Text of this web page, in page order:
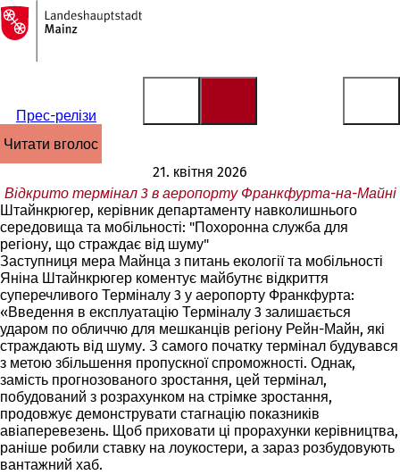
Перейти до змісту
На
головну
сторінку
Прес-релізи
читати вголос
21. квітня 2026
Відкрито термінал 3 в аеропорту Франкфурта-на-Майні
Штайнкрюгер, керівник департаменту навколишнього
середовища та мобільності: "Похоронна служба для
регіону, що страждає від шуму"
Заступниця мера Майнца з питань екології та мобільності
Яніна Штайнкрюгер коментує майбутнє відкриття
суперечливого Терміналу 3 у аеропорту Франкфурта:
«Введення в експлуатацію Терміналу 3 залишається
ударом по обличчю для мешканців регіону Рейн-Майн, які
страждають від шуму. З самого початку термінал будувався
з метою збільшення пропускної спроможності. Однак,
замість прогнозованого зростання, цей термінал,
побудований з розрахунком на стрімке зростання,
продовжує демонструвати стагнацію показників
авіаперевезень. Щоб приховати ці прорахунки керівництва,
раніше робили ставку на лоукостери, а зараз розбудовують
вантажний хаб.